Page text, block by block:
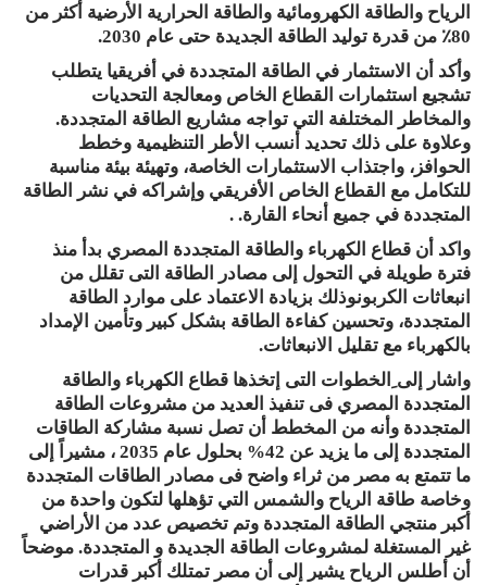
الرياح والطاقة الكهرومائية والطاقة الحرارية الأرضية أكثر من
80٪ من قدرة توليد الطاقة الجديدة حتى عام 2030.
وأكد أن الاستثمار في الطاقة المتجددة في أفريقيا يتطلب
تشجيع استثمارات القطاع الخاص ومعالجة التحديات
والمخاطر المختلفة التي تواجه مشاريع الطاقة المتجددة.
وعلاوة على ذلك تحديد أنسب الأطر التنظيمية وخطط
الحوافز، واجتذاب الاستثمارات الخاصة، وتهيئة بيئة مناسبة
للتكامل مع القطاع الخاص الأفريقي وإشراكه في نشر الطاقة
المتجددة في جميع أنحاء القارة. .
واكد أن قطاع الكهرباء والطاقة المتجددة المصري بدأ منذ
فترة طويلة في التحول إلى مصادر الطاقة التى تقلل من
انبعاثات الكربونوذلك بزيادة الاعتماد على موارد الطاقة
المتجددة، وتحسين كفاءة الطاقة بشكل كبير وتأمين الإمداد
بالكهرباء مع تقليل الانبعاثات.
واشار إلى ِالخطوات التى إتخذها قطاع الكهرباء والطاقة
المتجددة المصري فى تنفيذ العديد من مشروعات الطاقة
المتجددة وأنه من المخطط أن تصل نسبة مشاركة الطاقات
المتجددة إلى ما يزيد عن 42% بحلول عام 2035 ، مشيراً إلى
ما تتمتع به مصر من ثراء واضح فى مصادر الطاقات المتجددة
وخاصة طاقة الرياح والشمس التي تؤهلها لتكون واحدة من
أكبر منتجي الطاقة المتجددة وتم تخصيص عدد من الأراضي
غير المستغلة لمشروعات الطاقة الجديدة و المتجددة. موضحاً
أن أطلس الرياح يشير إلى أن مصر تمتلك أكبر قدرات